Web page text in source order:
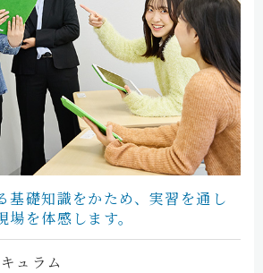
基礎知識をかため、実習を通し
場を体感します。
ュラム